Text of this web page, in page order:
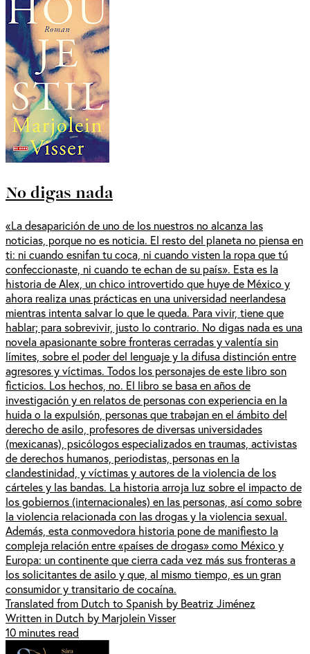
No digas nada
«La desaparición de uno de los nuestros no alcanza las
noticias, porque no es noticia. El resto del planeta no piensa en
ti: ni cuando esnifan tu coca, ni cuando visten la ropa que tú
confeccionaste, ni cuando te echan de su país». Esta es la
historia de Alex, un chico introvertido que huye de México y
ahora realiza unas prácticas en una universidad neerlandesa
mientras intenta salvar lo que le queda. Para vivir, tiene que
hablar; para sobrevivir, justo lo contrario. No digas nada es una
novela apasionante sobre fronteras cerradas y valentía sin
límites, sobre el poder del lenguaje y la difusa distinción entre
agresores y víctimas. Todos los personajes de este libro son
ficticios. Los hechos, no. El libro se basa en años de
investigación y en relatos de personas con experiencia en la
huida o la expulsión, personas que trabajan en el ámbito del
derecho de asilo, profesores de diversas universidades
(mexicanas), psicólogos especializados en traumas, activistas
de derechos humanos, periodistas, personas en la
clandestinidad, y víctimas y autores de la violencia de los
cárteles y las bandas. La historia arroja luz sobre el impacto de
los gobiernos (internacionales) en las personas, así como sobre
la violencia relacionada con las drogas y la violencia sexual.
Además, esta conmovedora historia pone de manifiesto la
compleja relación entre «países de drogas» como México y
Europa: un continente que cierra cada vez más sus fronteras a
los solicitantes de asilo y que, al mismo tiempo, es un gran
consumidor y transitario de cocaína.
Translated from Dutch to Spanish by Beatriz Jiménez
Written in Dutch by Marjolein Visser
10 minutes read